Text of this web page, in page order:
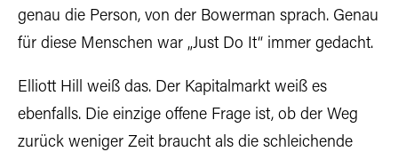
genau die Person, von der Bowerman sprach. Genau
für diese Menschen war „Just Do It“ immer gedacht.
Elliott Hill weiß das. Der Kapitalmarkt weiß es
ebenfalls. Die einzige offene Frage ist, ob der Weg
zurück weniger Zeit braucht als die schleichende